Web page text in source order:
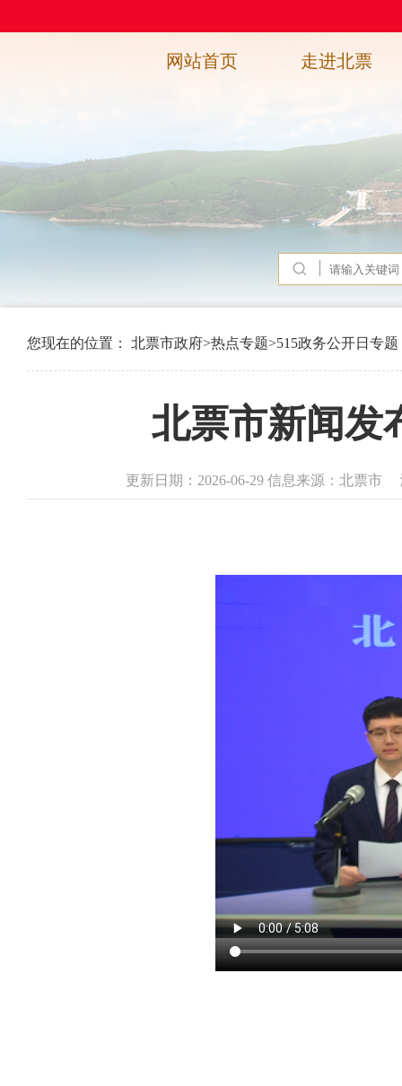
网站首页 走进北票
您现在的位置： 北票市政府>热点专题>515政务公开日专题
北票市新闻
更新日期：2026-06-29 信息来源：北票市